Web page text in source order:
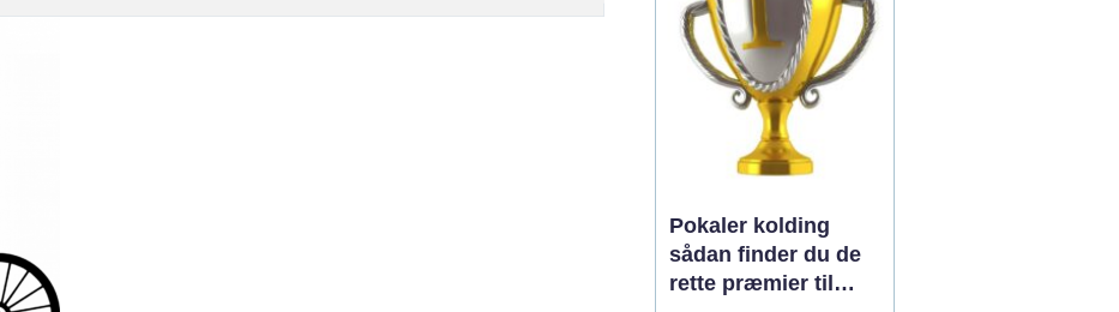
og gode
adgangsforhold, som
tilsammen gør området
Pokaler kolding
sådan finder du de
rette præmier til